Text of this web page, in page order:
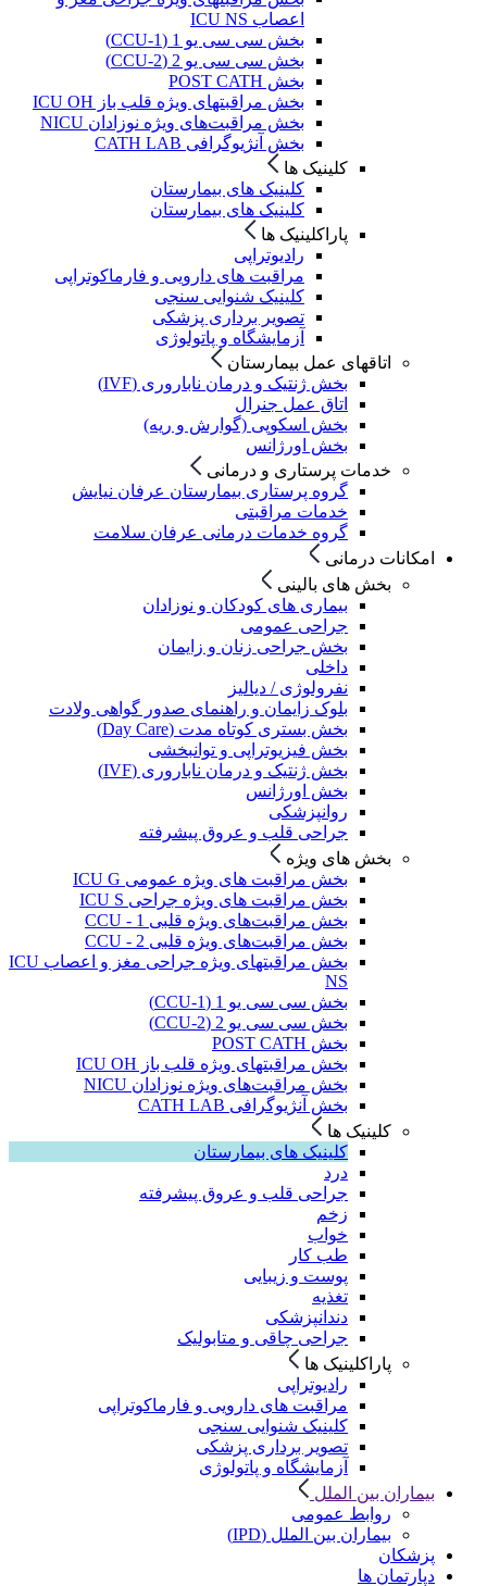
اعصاب ICU NS
بخش سی سی یو 1 (CCU-1)
بخش سی سی یو 2 (CCU-2)
بخش POST CATH
بخش مراقبتهای ویژه قلب باز ICU OH
بخش مراقبت‌های ویژه نوزادان NICU
بخش آنژیوگرافی CATH LAB
کلینیک ها
کلینیک های بیمارستان
کلینیک های بیمارستان
پاراکلینیک ها
رادیوتراپی
مراقبت های دارویی و فارماکوتراپی
کلینیک شنوایی سنجی
تصویر برداری پزشکی
آزمایشگاه و پاتولوژی
اتاقهای عمل بیمارستان
بخش ژنتیک و درمان ناباروری (IVF)
اتاق عمل جنرال
بخش اسکوپی (گوارش و ریه)
بخش اورژانس
خدمات پرستاری و درمانی
گروه پرستاری بیمارستان عرفان نیایش
خدمات مراقبتی
گروه خدمات درمانی عرفان سلامت
امکانات درمانی
بخش های بالینی
بیماری های کودکان و نوزادان
جراحی عمومی
بخش جراحی زنان و زایمان
داخلی
نفرولوژی / دیالیز
بلوک زایمان و راهنمای صدور گواهی ولادت
بخش بستری کوتاه مدت (Day Care)
بخش فیزیوتراپی و توانبخشی
بخش ژنتیک و درمان ناباروری (IVF)
بخش اورژانس
روانپزشکی
جراحی قلب و عروق پیشرفته
بخش های ویژه
بخش مراقبت های ویژه عمومی ICU G
بخش مراقبت های ویژه جراحی ICU S
بخش مراقبت‌های ویژه قلبی CCU - 1
بخش مراقبت‌های ویژه قلبی CCU - 2
بخش مراقبتهای ویژه جراحی مغز و اعصاب ICU
NS
بخش سی سی یو 1 (CCU-1)
بخش سی سی یو 2 (CCU-2)
بخش POST CATH
بخش مراقبتهای ویژه قلب باز ICU OH
بخش مراقبت‌های ویژه نوزادان NICU
بخش آنژیوگرافی CATH LAB
کلینیک ها
کلینیک های بیمارستان
درد
جراحی قلب و عروق پیشرفته
زخم
خواب
طب کار
پوست و زیبایی
تغذیه
دندانپزشکی
جراحی چاقی و متابولیک
پاراکلینیک ها
رادیوتراپی
مراقبت های دارویی و فارماکوتراپی
کلینیک شنوایی سنجی
تصویر برداری پزشکی
آزمایشگاه و پاتولوژی
بیماران بین الملل
روابط عمومی
بیماران بین الملل (IPD)
پزشکان
دپارتمان ها